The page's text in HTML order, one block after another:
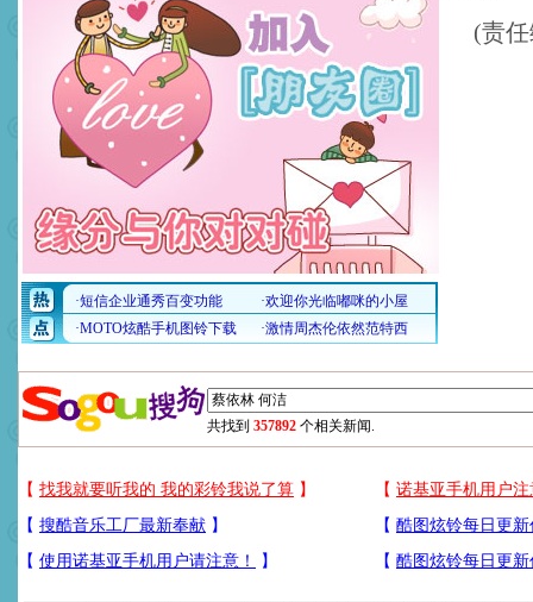
(责
共找到 357892 个相关新闻.